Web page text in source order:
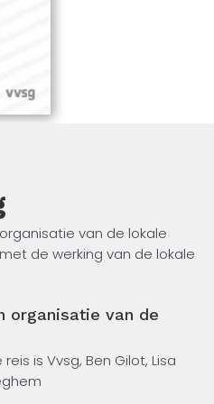
van de lokale
de werking van de lokale
u wegwijs in hoe de
publicatie licht eveneens
fuseren, wat de taak en
de bestuursorganen (bv.
organisatie van de
is Vvsg, Ben Gilot, Lisa